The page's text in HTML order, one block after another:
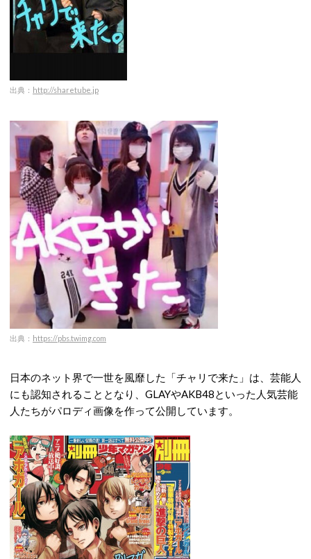
出典： http://sharetube.jp
出典： https://pbs.twimg.com
日本のネット界で一世を風靡した「チャリで来た」は、芸能人
にも認知されることとなり、GLAYやAKB48といった人気芸能
人たちがパロディ画像を作って公開しています。